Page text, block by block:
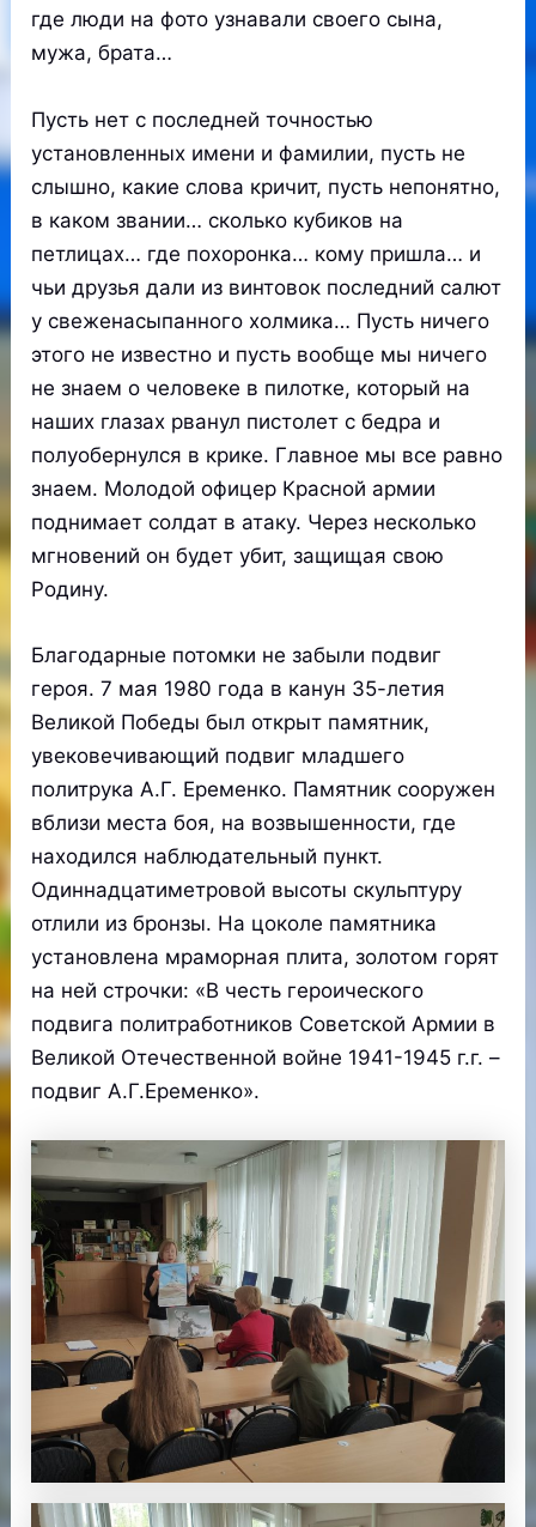
где люди на фото узнавали своего сына,
мужа, брата…
Пусть нет с последней точностью
установленных имени и фамилии, пусть не
слышно, какие слова кричит, пусть непонятно,
в каком звании… сколько кубиков на
петлицах… где похоронка… кому пришла… и
чьи друзья дали из винтовок последний салют
у свеженасыпанного холмика… Пусть ничего
этого не известно и пусть вообще мы ничего
не знаем о человеке в пилотке, который на
наших глазах рванул пистолет с бедра и
полуобернулся в крике. Главное мы все равно
знаем. Молодой офицер Красной армии
поднимает солдат в атаку. Через несколько
мгновений он будет убит, защищая свою
Родину.
Благодарные потомки не забыли подвиг
героя. 7 мая 1980 года в канун 35-летия
Великой Победы был открыт памятник,
увековечивающий подвиг младшего
политрука А.Г. Еременко. Памятник сооружен
вблизи места боя, на возвышенности, где
находился наблюдательный пункт.
Одиннадцатиметровой высоты скульптуру
отлили из бронзы. На цоколе памятника
установлена мраморная плита, золотом горят
на ней строчки: «В честь героического
подвига политработников Советской Армии в
Великой Отечественной войне 1941-1945 г.г. –
подвиг А.Г.Еременко».